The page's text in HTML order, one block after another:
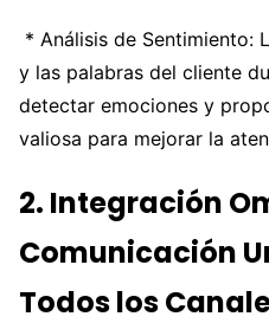
* Análisis de Sentimiento:
y las palabras del cliente
detectar emociones y
valiosa para mejorar la
2. Integración
Comunicación
Todos los